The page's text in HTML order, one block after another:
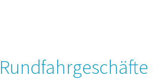
Rundfahrgeschäfte